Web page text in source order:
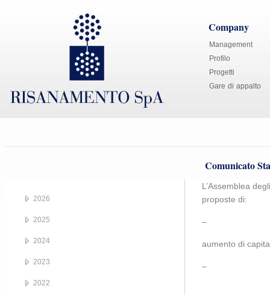
Company
Management
Profilo
Progetti
Gare di appalto
Comunicato
L’Assemblea
proposte di:
–
aumento di
–
2026
2025
2024
2023
2022